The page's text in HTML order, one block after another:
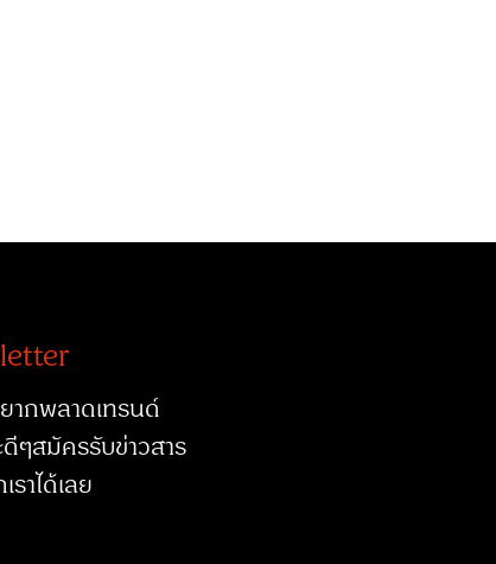
ากพลาดเทรนด์
ดีๆสมัครรับข่าวสาร
าได้เลย